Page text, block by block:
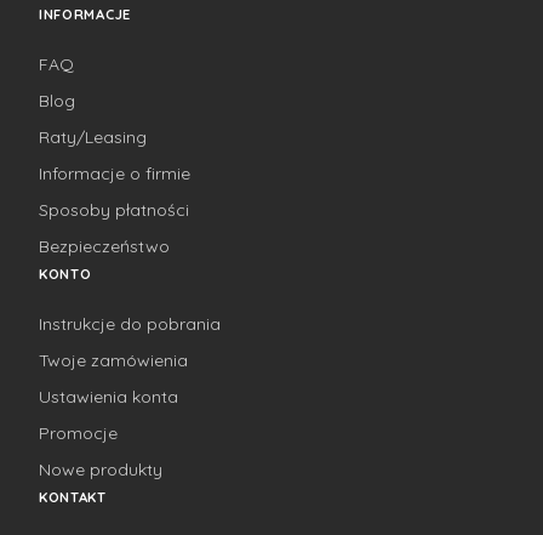
INFORMACJE
FAQ
Blog
Raty/Leasing
Informacje o firmie
Sposoby płatności
Bezpieczeństwo
KONTO
Instrukcje do pobrania
Twoje zamówienia
Ustawienia konta
Promocje
Nowe produkty
KONTAKT